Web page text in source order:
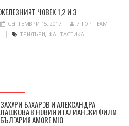
ЖЕЛЕЗНИЯТ ЧОВЕК 1,2 И 3
СЕПТЕМВРИ 15, 2017
7 TOP TEAM
ТРИЛЪРИ, ФАНТАСТИКА
ЗАХАРИ БАХАРОВ И АЛЕКСАНДРА
ЛАШКОВА В НОВИЯ ИТАЛИАНСКИ ФИЛМ
БЪЛГАРИЯ AMORE MIO